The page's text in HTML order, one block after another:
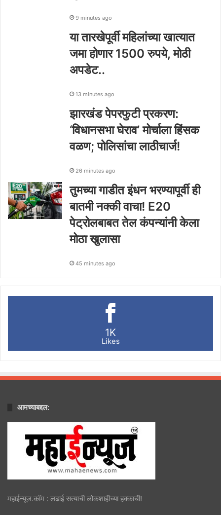
9 minutes ago
या तारखेपूर्वी महिलांच्या खात्यात
जमा होणार 1500 रुपये, मोठी
अपडेट..
13 minutes ago
झारखंड पेपरफुटी प्रकरण:
‘विधानसभा घेराव’ मोर्चाला हिंसक
वळण; पोलिसांचा लाठीचार्ज!
26 minutes ago
तुमच्या गाडीत इंधन भरण्यापूर्वी ही
बातमी नक्की वाचा! E20
पेट्रोलबाबत तेल कंपन्यांनी केला
मोठा खुलासा
45 minutes ago
1K
Likes
आमच्याबद्दल:
महाईन्यूज.कॉम : लढाई सत्याची लोकशाहीच्या हक्काची!